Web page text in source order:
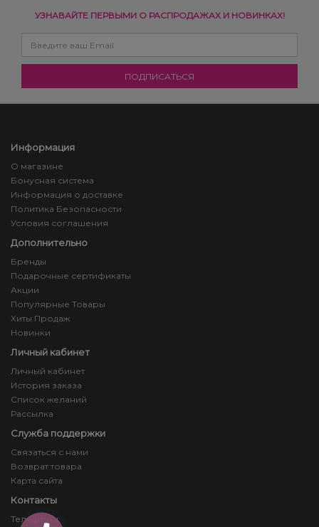
УЗНАВАЙТЕ ПЕРВЫМИ О РАСПРОДАЖАХ И НОВИНКАХ!
Информация
О магазине
Бонусная система
Информация о доставке
Политика Безопасности
Условия соглашения
Дополнительно
Бренды
Подарочные сертификаты
Акции
Популярные Товары
Хиты Продаж
Новинки
Личный кабинет
Личный кабинет
История заказа
Список желаний
Рассылка
Служба поддержки
Связаться с нами
Возврат товара
Карта сайта
Контакты
Телефоны: